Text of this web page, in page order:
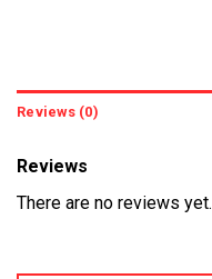
Reviews (0)
Reviews
There are no reviews yet.